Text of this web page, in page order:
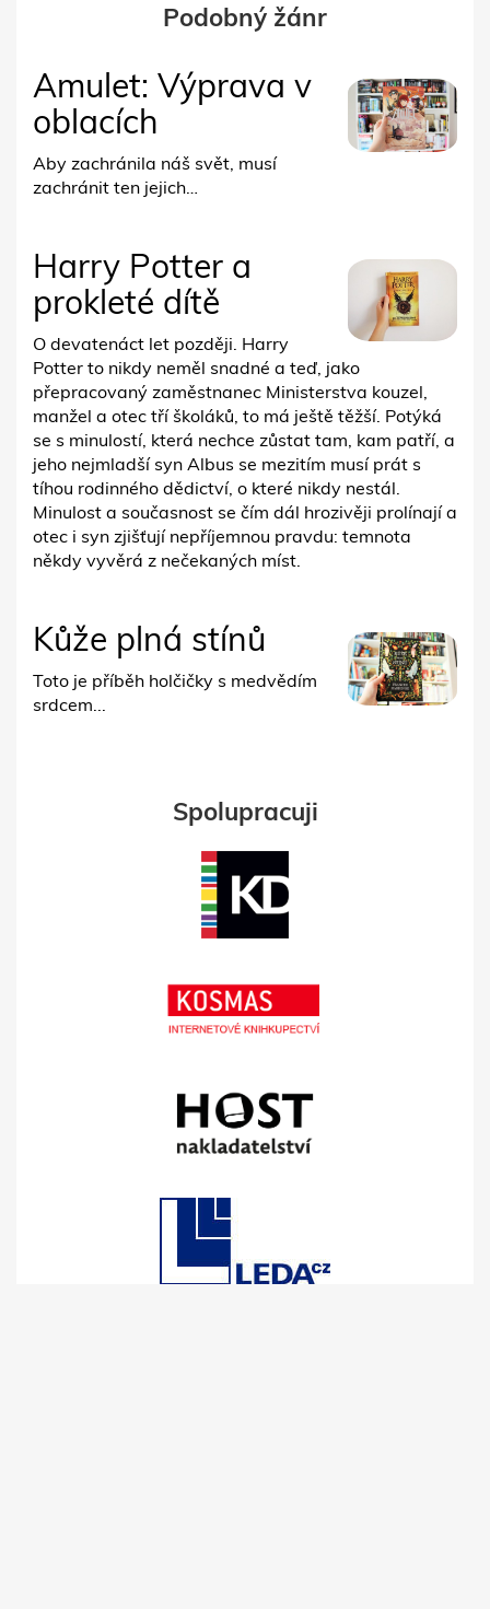
Podobný žánr
Amulet: Výprava v
oblacích
Aby zachránila náš svět, musí
zachránit ten jejich…
Harry Potter a
prokleté dítě
O devatenáct let později. Harry
Potter to nikdy neměl snadné a teď, jako
přepracovaný zaměstnanec Ministerstva kouzel,
manžel a otec tří školáků, to má ještě těžší. Potýká
se s minulostí, která nechce zůstat tam, kam patří, a
jeho nejmladší syn Albus se mezitím musí prát s
tíhou rodinného dědictví, o které nikdy nestál.
Minulost a současnost se čím dál hrozivěji prolínají a
otec i syn zjišťují nepříjemnou pravdu: temnota
někdy vyvěrá z nečekaných míst.
Kůže plná stínů
Toto je příběh holčičky s medvědím
srdcem...
Spolupracuji